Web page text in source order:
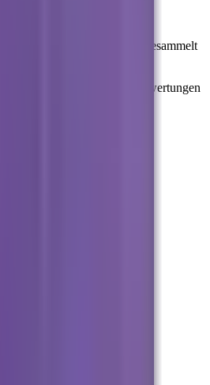
Käufern aus der EU — gesammelt
Shops · 5.0 ★ aus 396+ Bewertungen